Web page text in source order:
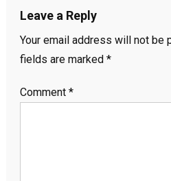
Leave a Reply
Your email address will not be
fields are marked *
Comment *